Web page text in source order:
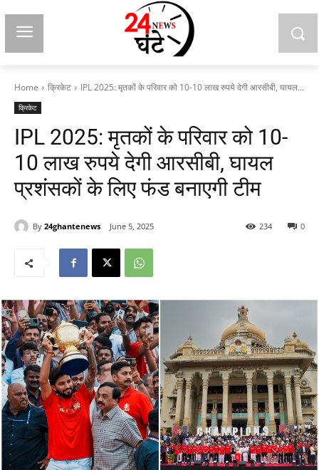
Home क्रिकेट IPL 2025: मृतकों के परिवार को 10-10 लाख रुपये देगी आरसीबी, घायल...
क्रिकेट
IPL 2025: मृतकों के परिवार को 10-
10 लाख रुपये देगी आरसीबी, घायल
प्रशंसकों के लिए फंड बनाएगी टीम
By 24ghantenews June 5, 2025 0
234